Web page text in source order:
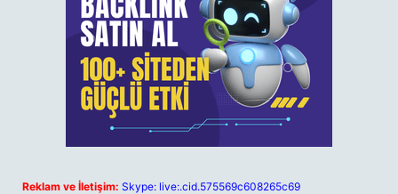
Reklam ve İletişim: Skype: live:.cid.575569c608265c69